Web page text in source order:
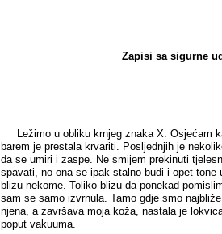
Zapisi sa sigurne
Ležimo u obliku krnjeg znaka X. Osjećam
barem je prestala krvariti. Posljednjih je
da se umiri i zaspe. Ne smijem prekinuti
spavati, no ona se ipak stalno budi i opet
blizu nekome. Toliko blizu da ponekad
sam se samo izvrnula. Tamo gdje smo
njena, a završava moja koža, nastala je
poput vakuuma.